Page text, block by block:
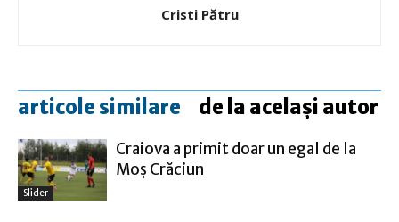
Cristi Pătru
articole similare de la același autor
Slider
Craiova a primit doar un egal de la
Moş Crăciun